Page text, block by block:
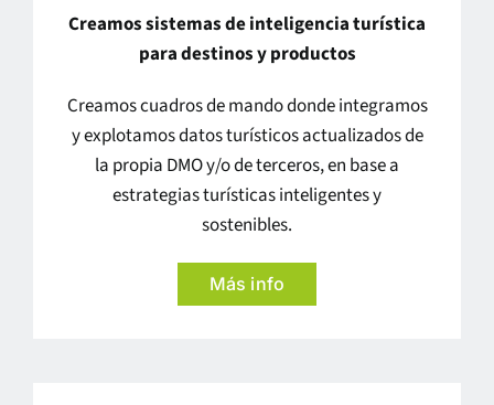
Creamos sistemas de inteligencia turística
para destinos y productos
Creamos cuadros de mando donde integramos
y explotamos datos turísticos actualizados de
la propia DMO y/o de terceros, en base a
estrategias turísticas inteligentes y
sostenibles.
Más info